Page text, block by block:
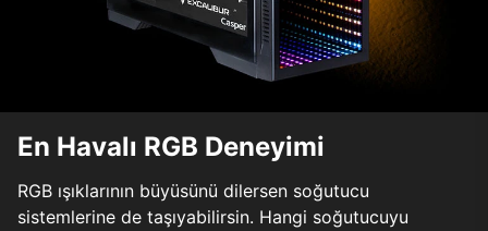
En Havalı RGB Deneyimi
RGB ışıklarının büyüsünü dilersen soğutucu
sistemlerine de taşıyabilirsin. Hangi soğutucuyu